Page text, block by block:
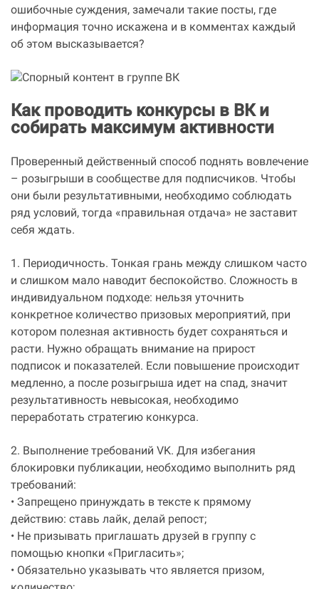
ошибочные суждения, замечали такие посты, где
информация точно искажена и в комментах каждый
об этом высказывается?
Как проводить конкурсы в ВК и
собирать максимум активности
Проверенный действенный способ поднять вовлечение
– розыгрыши в сообществе для подписчиков. Чтобы
они были результативными, необходимо соблюдать
ряд условий, тогда «правильная отдача» не заставит
себя ждать.
1. Периодичность. Тонкая грань между слишком часто
и слишком мало наводит беспокойство. Сложность в
индивидуальном подходе: нельзя уточнить
конкретное количество призовых мероприятий, при
котором полезная активность будет сохраняться и
расти. Нужно обращать внимание на прирост
подписок и показателей. Если повышение происходит
медленно, а после розыгрыша идет на спад, значит
результативность невысокая, необходимо
переработать стратегию конкурса.
2. Выполнение требований VK. Для избегания
блокировки публикации, необходимо выполнить ряд
требований:
• Запрещено принуждать в тексте к прямому
действию: ставь лайк, делай репост;
• Не призывать приглашать друзей в группу с
помощью кнопки «Пригласить»;
• Обязательно указывать что является призом,